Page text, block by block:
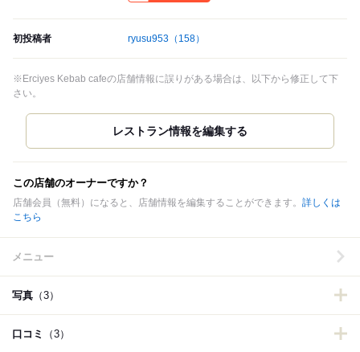
初投稿者 ryusu953 （158）
※Erciyes Kebab cafeの店舗情報に誤りがある場合は、以下から修正して下
さい。
この店舗のオーナーですか？
店舗会員（無料）になると、店舗情報を編集することができます。 詳しくは
こちら
メニュー
写真 （3）
口コミ （3）